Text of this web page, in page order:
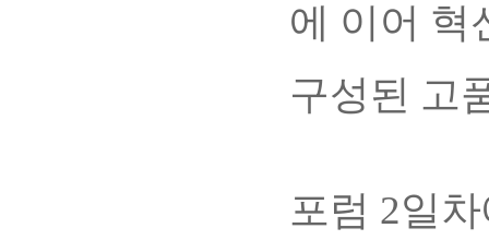
에 이어 혁
구성된 고
포럼 2일